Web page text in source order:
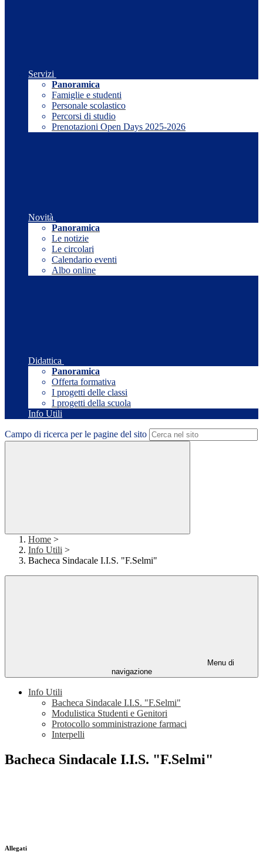
Servizi
Panoramica
Famiglie e studenti
Personale scolastico
Percorsi di studio
Prenotazioni Open Days 2025-2026
Novità
Panoramica
Le notizie
Le circolari
Calendario eventi
Albo online
Didattica
Panoramica
Offerta formativa
I progetti delle classi
I progetti della scuola
Info Utili
Campo di ricerca per le pagine del sito
Home >
Info Utili >
Bacheca Sindacale I.I.S. "F.Selmi"
Menu di
navigazione
Info Utili
Bacheca Sindacale I.I.S. "F.Selmi"
Modulistica Studenti e Genitori
Protocollo somministrazione farmaci
Interpelli
Bacheca Sindacale I.I.S. "F.Selmi"
Allegati